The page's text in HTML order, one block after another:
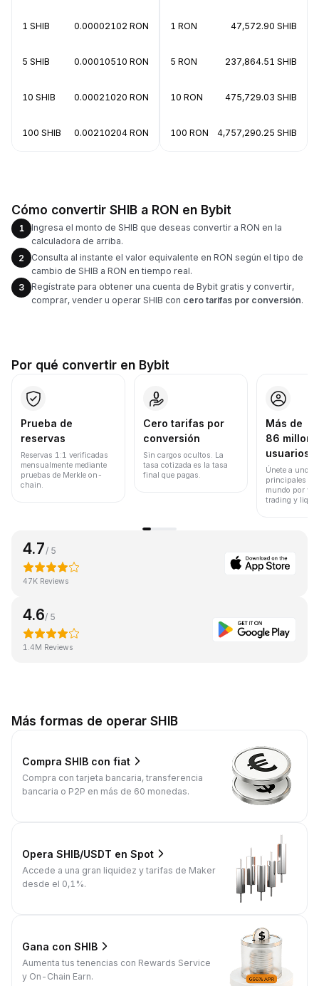
1 SHIB 0.00002102 RON
5 SHIB 0.00010510 RON
10 SHIB 0.00021020 RON
100 SHIB 0.00210204 RON
1 RON 47,572.90 SHIB
5 RON 237,864.51 SHIB
10 RON 475,729.03 SHIB
100 RON 4,757,290.25 SHIB
Cómo convertir SHIB a RON en Bybit
1
Ingresa el monto de SHIB que deseas convertir a RON en la
calculadora de arriba.
2
Consulta al instante el valor equivalente en RON según el tipo de
cambio de SHIB a RON en tiempo real.
3
Regístrate para obtener una cuenta de Bybit gratis y convertir,
comprar, vender u operar SHIB con cero tarifas por conversión.
Por qué convertir en Bybit
Prueba de
reservas
Reservas 1:1 verificadas
mensualmente mediante
pruebas de Merkle on-
chain.
Cero tarifas por
conversión
Sin cargos ocultos. La
tasa cotizada es la tasa
final que pagas.
Más de
86
usuarios
Únete a uno
principales
mundo por
trading y
4.7/ 5
47K Reviews
4.6/ 5
1.4M Reviews
Más formas de operar SHIB
Compra SHIB con fiat
Compra con tarjeta bancaria, transferencia
bancaria o P2P en más de 60 monedas.
Opera SHIB/USDT en Spot
Accede a una gran liquidez y tarifas de Maker
desde el 0,1%.
Gana con SHIB
Aumenta tus tenencias con Rewards Service
y On-Chain Earn.